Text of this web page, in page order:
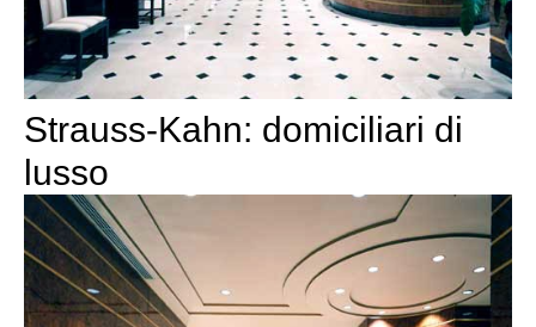
Strauss-Kahn: domiciliari di
lusso